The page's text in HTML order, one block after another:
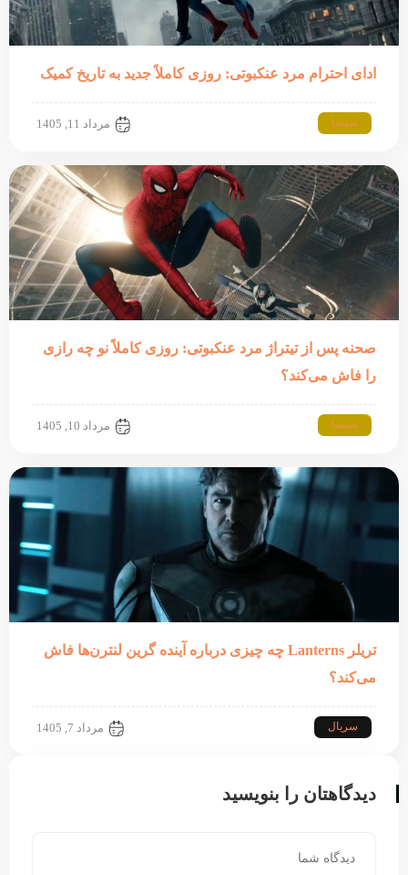
ادای احترام مرد عنکبوتی: روزی کاملاً جدید به تاریخ کمیک
سینما مرداد 11, 1405
صحنه پس از تیتراژ مرد عنکبوتی: روزی کاملاً نو چه رازی
را فاش می‌کند؟
سینما مرداد 10, 1405
تریلر Lanterns چه چیزی درباره آینده گرین لنترن‌ها فاش
می‌کند؟
سریال مرداد 7, 1405
دیدگاهتان را بنویسید